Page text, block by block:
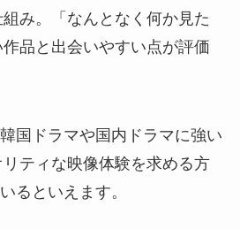
み。「なんとなく何か見た
品と出会いやすい点が評価
国ドラマや国内ドラマに強い
ティな映像体験を求める方
るといえます。